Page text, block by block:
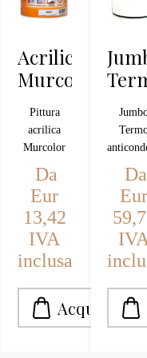
Acrilico
Murcolor
Kg.1
Pittura
acrilica
Murcolor
750 ml per
lavori
professionali
di pittura
murale su
tela e
legno,
pittura per
artisti,
scenografia
Da
Eur
13,42
IVA
inclusa
Da
Eur